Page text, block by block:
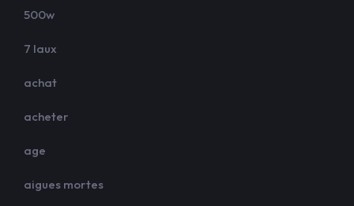
500w
7 laux
achat
acheter
age
aigues mortes